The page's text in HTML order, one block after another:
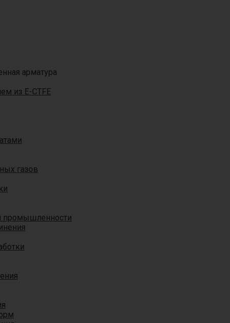
арматура
из E-CTFE
газов
промышленности